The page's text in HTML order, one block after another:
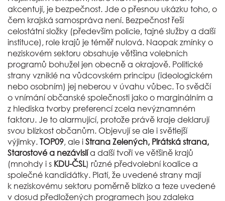
akcentují, je bezpečnost. Jde o přesnou ukázku toho, o
čem krajská samospráva není. Bezpečnost řeší
celostátní složky (především policie, tajné služby a další
instituce), role krajů je téměř nulová. Naopak zmínky o
neziskovém sektoru obsahuje většina volebních
programů bohužel jen obecně a okrajově. Politické
strany vzniklé na vůdcovském principu (ideologickém
nebo osobním) jej neberou v úvahu vůbec. To svědčí
o vnímání občanské společnosti jako o marginálním a
z hlediska tvorby preferencí zcela nevýznamném
faktoru. Je to alarmující, protože právě kraje deklarují
svou blízkost občanům. Objevují se ale i světlejší
výjimky.TOP09, ale iStrana Zelených, Pirátská strana,
Starostové a nezávislía další tvoří ve většině krajů
(mnohdy i s KDU-ČSL) různé předvolební koalice a
společné kandidátky. Platí, že uvedené strany mají
k neziskovému sektoru poměrně blízko a teze uvedené
v dosud předložených programech jsou zdaleka